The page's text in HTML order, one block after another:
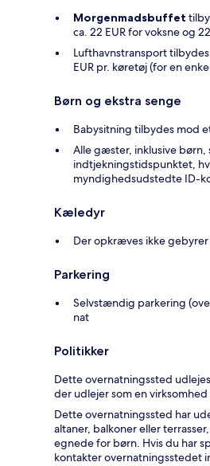
Morgenmadsbuffet
ca. 22 EUR for voksne og
Lufthavnstransport
EUR pr. køretøj (for en
Børn og ekstra senge
Babysitning tilbydes mod
Alle gæster, inklusive
indtjekningstidspunktet,
myndighedsudstedte ID-
Kæledyr
Der opkræves ikke
Parkering
Selvstændig parkering
nat
Politikker
Dette overnatningssted
der udlejer som en
Dette overnatningssted har
altaner, balkoner eller
egnede for børn. Hvis du har
kontakter overnatningsstedet